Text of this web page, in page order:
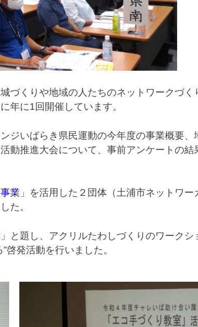
づくりや地域の人たちのネットワークづく
年に1回開催しています。
ジいばらき県民運動の今年度の事業概要、
動推進大会について、事前アンケートの結
業 」を活用した２団体（土浦市ネットワー
た。
」と題し、アクリルたわしづくりのワークシ
啓発活動を行いました。